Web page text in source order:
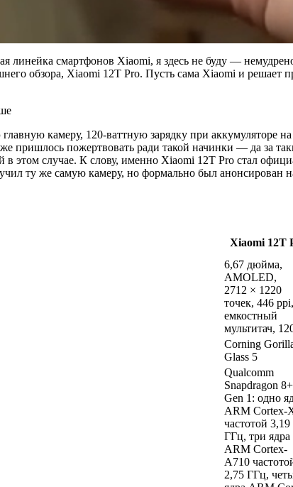
линейка смартфонов Xiaomi, я здесь не буду —
обзора, Xiaomi 12T Pro. Пусть сама Xiaomi и
камеру, 120-ваттную зарядку при
пришлось пожертвовать ради такой начинки — да за
этом случае. К слову, именно Xiaomi 12T Pro стал
ту же самую камеру, но формально был анонсирован
Xiaomi 12T
6,67 дюйма,
AMOLED,
2712 × 1220
точек, 446 ppi,
емкостный
мультитач,
Corning
Glass 5
Qualcomm
Snapdragon 8+
Gen 1: одно
ARM Cortex-
частотой 3,19
ГГц, три ядра
ARM Cortex-
A710
2,75 ГГц,